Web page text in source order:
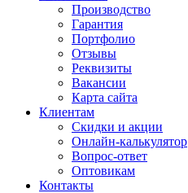
Производство
Гарантия
Портфолио
Отзывы
Реквизиты
Вакансии
Карта сайта
Клиентам
Скидки и акции
Онлайн-калькулятор
Вопрос-ответ
Оптовикам
Контакты